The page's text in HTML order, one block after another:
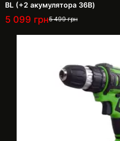
BL (+2 акумулятора 36В)
5 099 грн5 499грн